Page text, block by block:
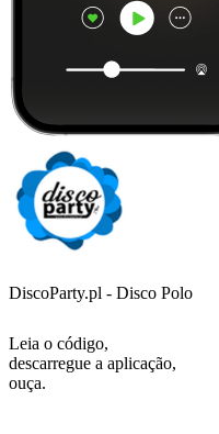
DiscoParty.pl - Disco Polo
Leia o código,
descarregue a aplicação,
ouça.